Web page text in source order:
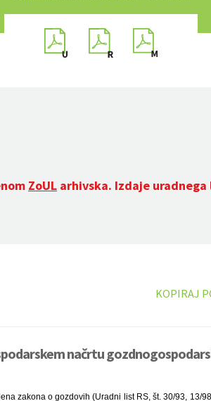
ZoUL arhivska. Izdaje
KOPIRAJ
načrtu
zakona o gozdovih (Uradni list RS, št. 30/93, 13/